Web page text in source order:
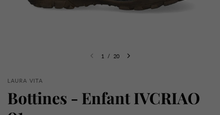
1 / 20
LAURA VITA
Bottines - Enfant IVCRIAO